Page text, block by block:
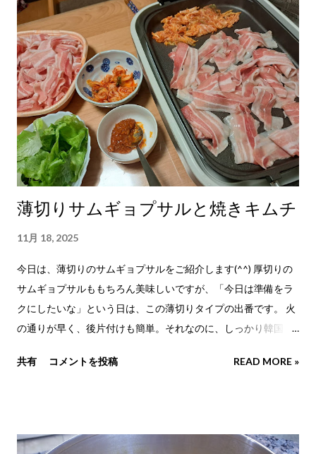
薄切りサムギョプサルと焼きキムチ
11月 18, 2025
今日は、薄切りのサムギョプサルをご紹介します(^^) 厚切りの
サムギョプサルももちろん美味しいですが、「今日は準備をラ
クにしたいな」という日は、この薄切りタイプの出番です。 火
の通りが早く、後片付けも簡単。それなのに、しっかり韓国ら
焼いていると、不思議と会話も増えていきます。焼ける音とキ
て食べる時間は、ただの食事というより、みんなで楽しむ小さ
共有 コメントを投稿 READ MORE »